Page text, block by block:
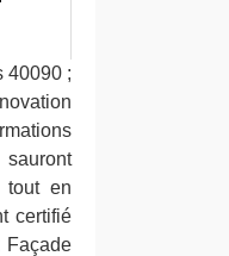
40090 ;
tout en
certifié
Façade